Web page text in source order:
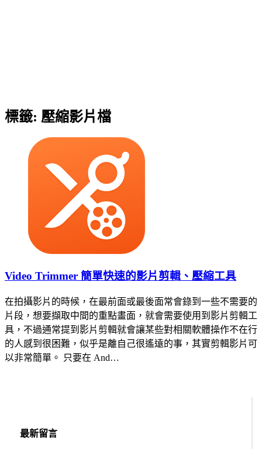
標籤: 壓縮影片檔
Video Trimmer 簡單快速的影片剪輯、壓縮工具
在拍攝影片的時候，在最前面或最後面常會錄到一些不需要的
片段，想要擷取中間的重點畫面，就會需要使用到影片剪輯工
具，不過通常提到影片剪輯就會讓某些對相關軟體操作不在行
的人感到很困難，似乎是離自己很遙遠的事，其實剪輯影片可
以非常簡單。 只要在 And…
最新留言